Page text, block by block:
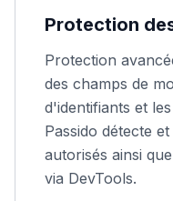
Protection
Protection
des champs de
d'identifiants et
Passido détecte
autorisés ainsi
via DevTools.